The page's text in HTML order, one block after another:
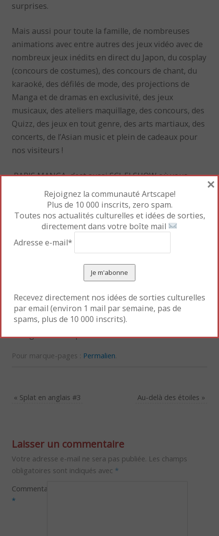
surprises.
Mais aussi pour toute la famille, de nombreuses
animations avec entre autres des jeux vidéo avec de
nombreux jeux inédits en direct du Japon, du cosplay
(concours de costumes), des concours de chant, du
karaoké, des défilés de mode, des projections de
Manga et de dramas en exclusivité, des jeux
musicaux, des ateliers maquillage, des concours, des
Quizz, des jeux en tout genre, des arts martiaux, des
concerts, de l’Asian music et plein de cadeaux pour
nos visiteurs !
PARIS MANGA, c’est aussi SCI-FI SHOW où vous
pourrez découvrir l’espace Science-Fiction / Cinéma/
Comics avec bien sur des boutiques de produits
dérivés sur ces univers, mais également des
animations et de prestigieux invités, tels que des
acteurs des célèbres sagas STAR WARS ou LE
SEIGNEUR DES ANNEAUX ou de séries télé cultes
telles que WALKING DEAD, BUFFY ou GAME OF
THRONES, ainsi que des dessinateurs des plus
célèbres maisons d’éditions américaines (MARVEL,
DC, ICW, DARK HORSE…). Alors fans de DARK VADOR,
de SPIDERMAN, des X-MEN ou de ALIENS, ce salon
est également et pour vous.
Pour marque-pages : Permalien
« Splat en anglais #3 Au-delà des étoiles »
Laisser un commentaire
Votre adresse e-mail ne sera pas publiée. Les champs
obligatoires sont indiqués avec *
Commentaire
*
Rejoignez la communauté Artscape!
Plus de 10 000 inscrits, zero spam.
Toutes nos actualités culturelles et idées de sorties,
directement dans votre boîte mail
Adresse e-mail*
Recevez directement nos idées de sorties culturelles
par email (environ 1 mail par semaine, pas de
spams, plus de 10 000 inscrits).
×